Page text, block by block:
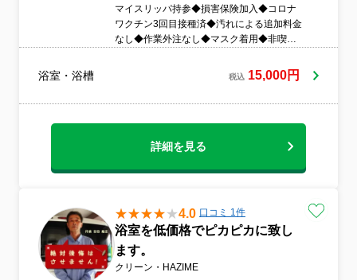
マイスリッパ持参◆損害保険加入◆コロナ
ワクチン3回目接種済◆汚れによる追加料金
なし◆作業外注なし◆マスク着用◆非喫煙
槽）のクリーニングです。※一般家庭用お
うち時間が増えた今、普段は気付かなかっ
い！！お困りの箇所のご相談お待ちしてお
浴室・浴槽 税込 15,000円
詳細を見る
4.0 口コミ 1件
浴室を低価格でピカピカに致し
ます。
クリーン・HAZIME